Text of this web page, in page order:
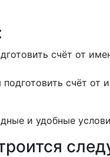
счёт от
счёт от
и удобные